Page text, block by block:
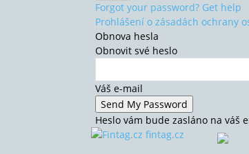
Forgot your password? Get help
Prohlášení o zásadách ochrany
Obnova hesla
Obnovit své heslo
Váš e-mail
Heslo vám bude zasláno na váš
fintag.cz